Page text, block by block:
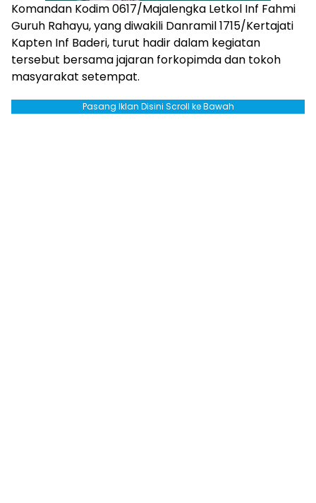
Komandan Kodim 0617/Majalengka Letkol Inf Fahmi
Guruh Rahayu, yang diwakili Danramil 1715/Kertajati
Kapten Inf Baderi, turut hadir dalam kegiatan
tersebut bersama jajaran forkopimda dan tokoh
masyarakat setempat.
Pasang Iklan Disini Scroll ke Bawah